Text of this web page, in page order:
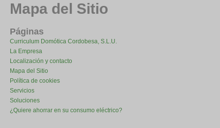
Mapa del Sitio
Páginas
Curriculum Domótica Cordobesa, S.L.U.
La Empresa
Localización y contacto
Mapa del Sitio
Política de cookies
Servicios
Soluciones
¿Quiere ahorrar en su consumo eléctrico?